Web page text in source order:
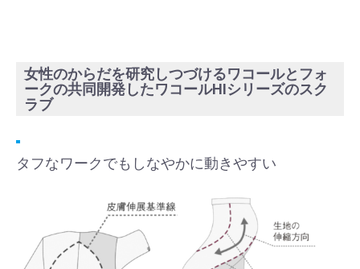
女性のからだを研究しつづけるワコールとフォ
ークの共同開発したワコールHIシリーズのスク
ラブ
タフなワークでもしなやかに動きやすい